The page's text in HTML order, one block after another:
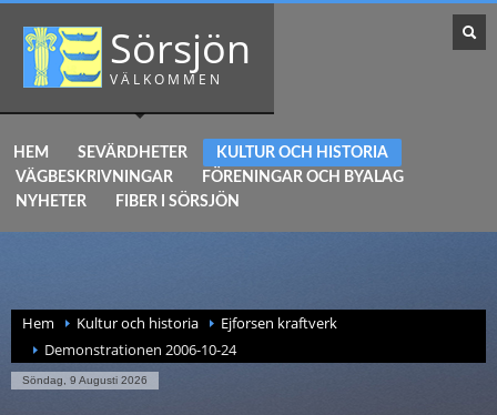
Sörsjön
VÄLKOMMEN
HEM SEVÄRDHETER
KULTUR OCH HISTORIA
VÄGBESKRIVNINGAR
FÖRENINGAR OCH BYALAG
NYHETER
FIBER I SÖRSJÖN
Hem Kultur och historia
Ejforsen kraftverk
Demonstrationen 2006-10-24
Söndag, 9 Augusti 2026